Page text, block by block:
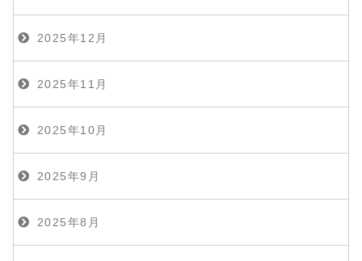
2025年12月
2025年11月
2025年10月
2025年9月
2025年8月